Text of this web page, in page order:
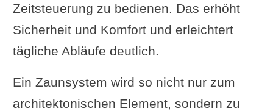
Zeitsteuerung zu bedienen. Das erhöht
Sicherheit und Komfort und erleichtert
tägliche Abläufe deutlich.
Ein Zaunsystem wird so nicht nur zum
architektonischen Element, sondern zu